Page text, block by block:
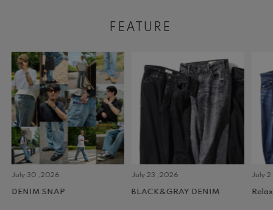
FEATURE
July 30 ,2026
DENIM SNAP
July 23 ,2026
BLACK&GRAY DENIM
July 2
Relax